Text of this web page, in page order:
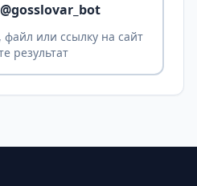
файл или ссылку на сайт
результат